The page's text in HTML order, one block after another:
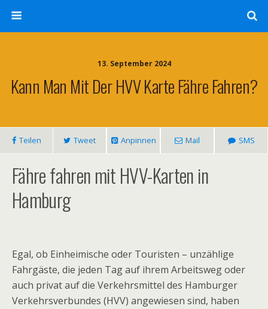
13. September 2024
Kann Man Mit Der HVV Karte Fähre Fahren?
Teilen Tweet Anpinnen Mail SMS
Fähre fahren mit HVV-Karten in
Hamburg
Egal, ob Einheimische oder Touristen – unzählige
Fahrgäste, die jeden Tag auf ihrem Arbeitsweg oder
auch privat auf die Verkehrsmittel des Hamburger
Verkehrsverbundes (HVV) angewiesen sind, haben